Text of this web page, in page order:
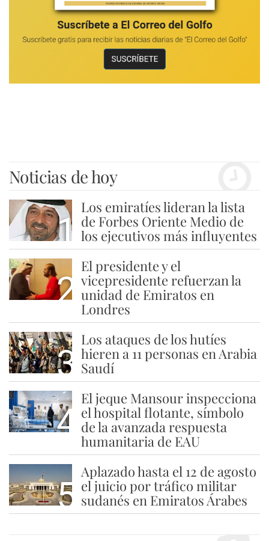
Noticias de hoy
1
Los emiratíes lideran la lista
de Forbes Oriente Medio de
los ejecutivos más influyentes
2
El presidente y el
vicepresidente refuerzan la
unidad de Emiratos en
Londres
3
Los ataques de los hutíes
hieren a 11 personas en Arabia
Saudí
4
El jeque Mansour inspecciona
el hospital flotante, símbolo
de la avanzada respuesta
humanitaria de EAU
5
Aplazado hasta el 12 de agosto
el juicio por tráfico militar
sudanés en Emiratos Árabes